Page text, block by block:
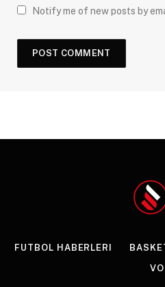
Notify me of new posts by
FUTBOL HABERLERI